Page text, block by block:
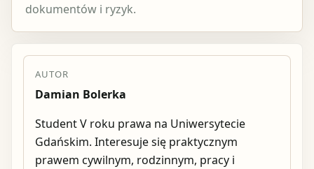
dokumentów i ryzyk.
AUTOR
Damian Bolerka
Student V roku prawa na Uniwersytecie
Gdańskim. Interesuje się praktycznym
prawem cywilnym, rodzinnym, pracy i